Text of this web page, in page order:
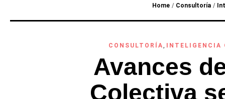
Home / Consultoría /
CONSULTORÍA, INTELIGENCIA
Avances
Colectiva